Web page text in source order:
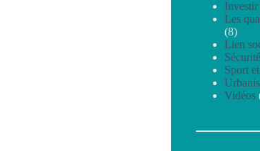
Investir
Les
(8)
Lien
Sport
Vidéos